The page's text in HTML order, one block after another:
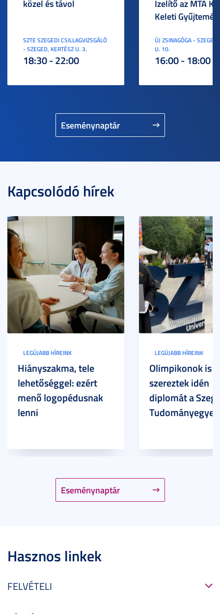
Eseménynaptár
közel és távol
SZTE SZEGEDI CSILLAGVIZSGÁLÓ
- SZEGED, KERTÉSZ U. 3.
18:30 - 22:00
Ízelítő az MTA
Keleti
ÚJ ZSINAGÓGA -
U. 10.
16:00 - 18:00
Kapcsolódó hírek
Eseménynaptár
LEGÚJABB HÍREINK
Hiányszakma, tele
lehetőséggel: ezért
menő logopédusnak
lenni
LEGÚJABB HÍREINK
Olimpikonok is
szereztek idén
diplomát a
Hasznos linkek
FELVÉTELI